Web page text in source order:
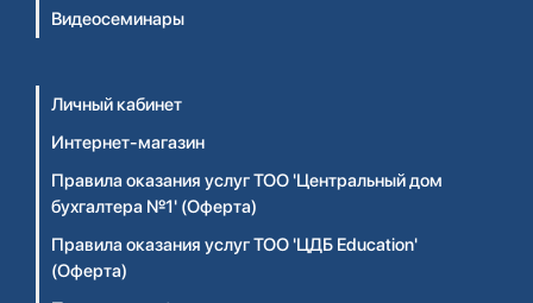
Видеосеминары
Личный кабинет
Интернет-магазин
Правила оказания услуг ТОО 'Центральный дом
бухгалтера №1' (Оферта)
Правила оказания услуг ТОО 'ЦДБ Education'
(Оферта)